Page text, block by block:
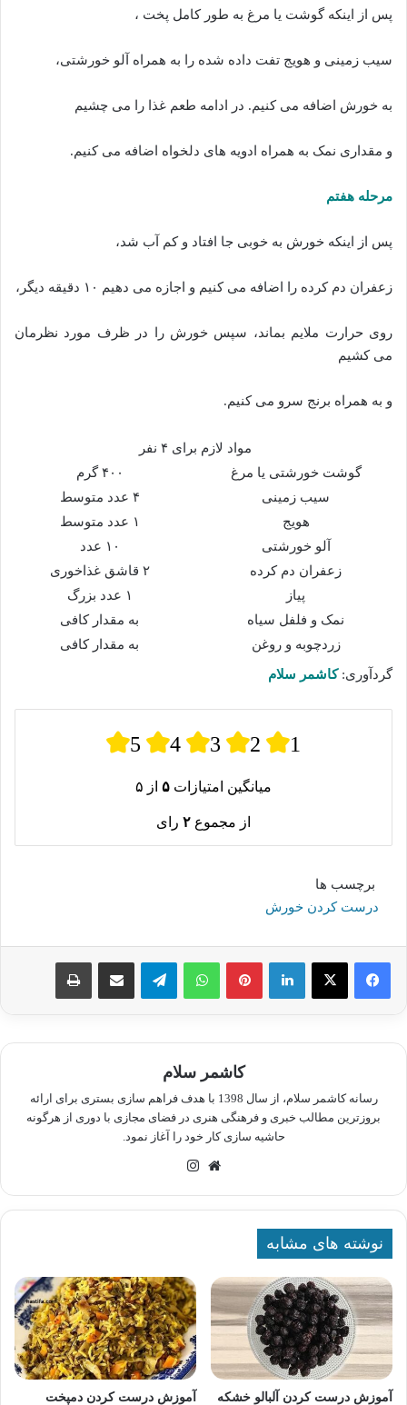
پس از اینکه گوشت یا مرغ به طور کامل پخت ،
سیب زمینی و هویج تفت داده شده را به همراه آلو خورشتی،
به خورش اضافه می کنیم. در ادامه طعم غذا را می چشیم
و مقداری نمک به همراه ادویه های دلخواه اضافه می کنیم.
مرحله هفتم
پس از اینکه خورش به خوبی جا افتاد و کم آب شد،
زعفران دم کرده را اضافه می کنیم و اجازه می دهیم ۱۰ دقیقه دیگر،
روی حرارت ملایم بماند، سپس خورش را در ظرف مورد نظرمان
می کشیم
و به همراه برنج سرو می کنیم.
مواد لازم برای ۴ نفر
گوشت خورشتی یا مرغ
۴۰۰ گرم
سیب زمینی
۴ عدد متوسط
هویج
۱ عدد متوسط
آلو خورشتی
۱۰ عدد
زعفران دم کرده
۲ قاشق غذاخوری
پیاز
۱ عدد بزرگ
نمک و فلفل سیاه
به مقدار کافی
زردچوبه و روغن
به مقدار کافی
گردآوری:کاشمر سلام
5 4 3 2 1
میانگین امتیازات ۵ از ۵
از مجموع ۲ رای
برچسب ها
درست کردن خورش
لینکدین پینترستواتس آپ تلگرام اشتراک گذاری از طریق ایمیل چاپ
کاشمر سلام
رسانه کاشمر سلام، از سال 1398 با هدف فراهم سازی بستری برای ارائه
بروزترین مطالب خبری و فرهنگی هنری در فضای مجازی با دوری از هرگونه
حاشیه سازی کار خود را آغاز نمود.
وبسایت
نوشته های مشابه
آموزش درست کردن آلبالو خشکه
آموزش درست کردن دمپخت